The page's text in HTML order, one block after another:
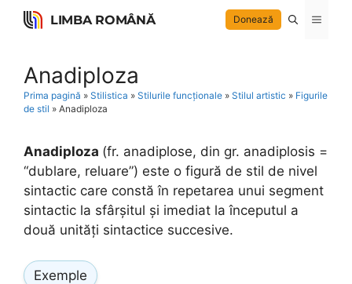
Skip
LIMBA ROMÂNĂ Donează Menu
Anadiploza
Prima pagină » Stilistica » Stilurile funcționale » Stilul artistic » Figurile
de stil » Anadiploza
Anadiploza (fr. anadiplose, din gr. anadiplosis =
“dublare, reluare”) este o figură de stil de nivel
sintactic care constă în repetarea unui segment
sintactic la sfârșitul și imediat la începutul a
două unități sintactice succesive.
Exemple